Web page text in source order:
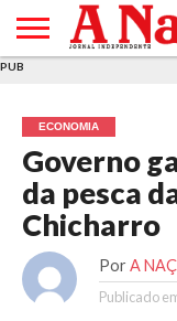
E DE
COOKIES
DE
UTILIZAÇÃO
PUB
ECONOMIA
Governo
da pesca
Chicharro
Por A
Publicado